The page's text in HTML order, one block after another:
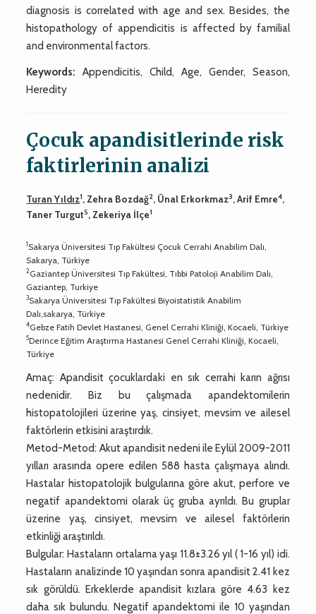
diagnosis is correlated with age and sex. Besides, the
histopathology of appendicitis is affected by familial
and environmental factors.
Keywords: Appendicitis, Child, Age, Gender, Season,
Heredity
Çocuk apandisitlerinde risk
faktirlerinin analizi
Turan Yıldız1, Zehra Bozdağ2, Ünal Erkorkmaz3, Arif Emre4,
Taner Turgut5, Zekeriya İlçe1
1Sakarya Üniversitesi Tıp Fakültesi Çocuk Cerrahi Anabilim Dalı,
Sakarya, Türkiye
2Gaziantep Üniversitesi Tıp Fakültesi, Tıbbi Patoloji Anabilim Dalı,
Gaziantep, Turkiye
3Sakarya Üniversitesi Tıp Fakültesi Biyoistatistik Anabilim
Dalı,sakarya, Türkiye
4Gebze Fatih Devlet Hastanesi, Genel Cerrahi Kliniği, Kocaeli, Türkiye
5Derince Eğitim Araştırma Hastanesi Genel Cerrahi Kliniği, Kocaeli,
Türkiye
Amaç: Apandisit çocuklardaki en sık cerrahi karın ağrısı
nedenidir. Biz bu çalışmada apandektomilerin
histopatolojileri üzerine yaş, cinsiyet, mevsim ve ailesel
faktörlerin etkisini araştırdık.
Metod-Metod: Akut apandisit nedeni ile Eylül 2009-2011
yılları arasında opere edilen 588 hasta çalışmaya alındı.
Hastalar histopatolojik bulgularına göre akut, perfore ve
negatif apandektomi olarak üç gruba ayrıldı. Bu gruplar
üzerine yaş, cinsiyet, mevsim ve ailesel faktörlerin
etkinliği araştırıldı.
Bulgular: Hastaların ortalama yaşı 11.8±3.26 yıl ( 1-16 yıl) idi.
Hastaların analizinde 10 yaşından sonra apandisit 2.41 kez
sık görüldü. Erkeklerde apandisit kızlara göre 4.63 kez
daha sık bulundu. Negatif apandektomi ile 10 yaşından